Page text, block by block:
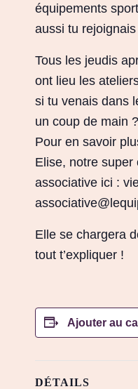
équipements
aussi tu
Tous les jeudis
ont lieu les
si tu venais dans
un coup de main ?
Pour en savoir
Elise, notre super
associative ici :
Elle se chargera
tout t’expliquer !
Ajouter au
DÉTAILS